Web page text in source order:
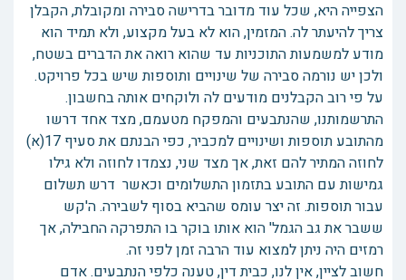
הצפייה היא, שכל עוד מדובר בדרישה סבירה ומקובלת, הקבלן
צריך להיעתר לה. המזמין, הוא לא בעל מקצוע, ולא תמיד הוא
מודע למשמעות התוכניות עד שהוא רואה את הדברים בשטח,
ולכן יש נורמה סבירה של שינויים ותוספות שיש בכל פרויקט.
על פי רוב הקבלנים מודעים לה ולוקחים אותה בחשבון.
התרשמותנו, שהנתבעים והמפקח מטעמם, מצד אחד דרשו
מהתובע תוספות ושינויים למכביר, כפי הבנתם את סעיף 17(א)
לחוזה המתיר להם זאת, אך מצד שני, נצמדו לחוזה ולא גילו
גמישות עם התובע בתזמון התשלומים וכאשר דרש תשלום
עבור תוספות. זה יצר עומס שהביא בסוף לשבירה. ה'קש
ששבר את גב הגמל' הוא אותו בוקר בו התפרקה החבילה, אך
רמזים היה ניתן למצוא עוד הרבה זמן לפני זה.
חשוב לציין, אין לנו, כבית דין, טענה כלפי הנתבעים. אדם